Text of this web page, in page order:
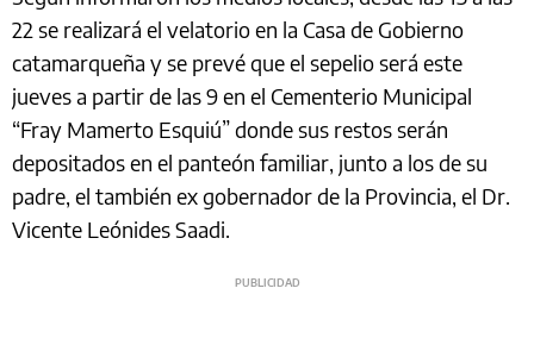
22 se realizará el velatorio en la Casa de Gobierno
catamarqueña y se prevé que el sepelio será este
jueves a partir de las 9 en el Cementerio Municipal
“Fray Mamerto Esquiú” donde sus restos serán
depositados en el panteón familiar, junto a los de su
padre, el también ex gobernador de la Provincia, el Dr.
Vicente Leónides Saadi.